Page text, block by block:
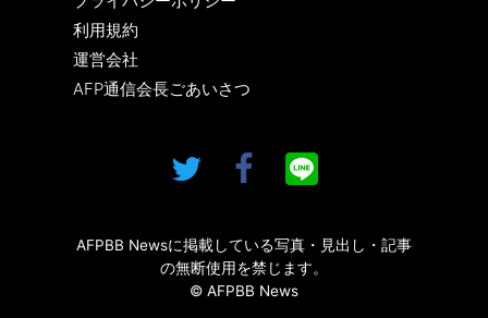
利用規約
運営会社
AFP通信会長ごあいさつ
AFPBB Newsに掲載している写真・見出し・記事
の無断使用を禁じます。
© AFPBB News